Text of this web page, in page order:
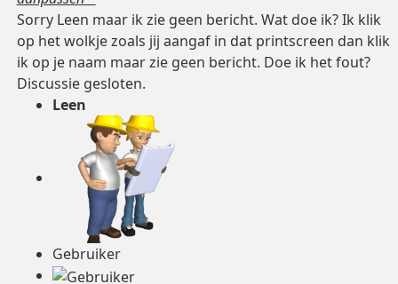
Sorry Leen maar ik zie geen bericht. Wat doe ik? Ik klik
op het wolkje zoals jij aangaf in dat printscreen dan klik
ik op je naam maar zie geen bericht. Doe ik het fout?
Discussie gesloten.
Leen
Gebruiker